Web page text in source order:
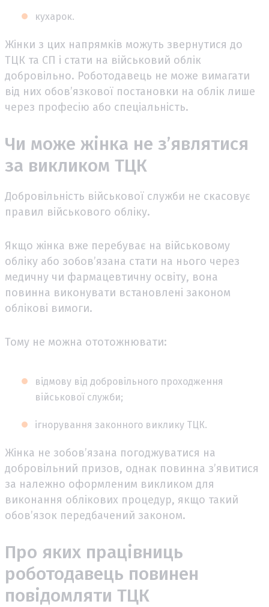
кухарок.
Жінки з цих напрямків можуть звернутися до
ТЦК та СП і стати на військовий облік
добровільно. Роботодавець не може вимагати
від них обов’язкової постановки на облік лише
через професію або спеціальність.
Чи може жінка не з’являтися
за викликом ТЦК
Добровільність військової служби не скасовує
правил військового обліку.
Якщо жінка вже перебуває на військовому
обліку або зобов’язана стати на нього через
медичну чи фармацевтичну освіту, вона
повинна виконувати встановлені законом
облікові вимоги.
Тому не можна ототожнювати:
відмову від добровільного проходження
військової служби;
ігнорування законного виклику ТЦК.
Жінка не зобов’язана погоджуватися на
добровільний призов, однак повинна з’явитися
за належно оформленим викликом для
виконання облікових процедур, якщо такий
обов’язок передбачений законом.
Про яких працівниць
роботодавець повинен
повідомляти ТЦК